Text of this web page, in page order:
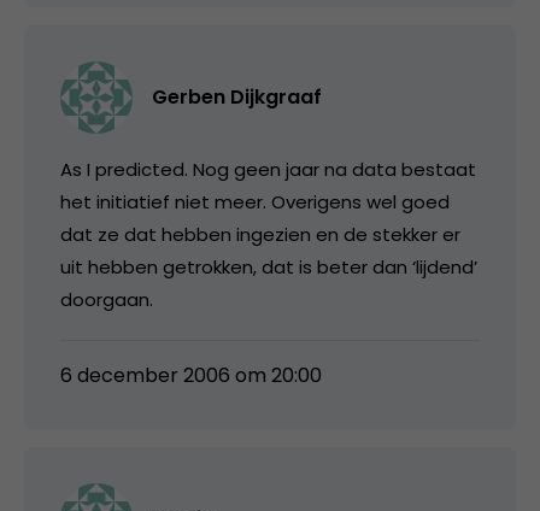
Gerben Dijkgraaf
As I predicted. Nog geen jaar na data bestaat
het initiatief niet meer. Overigens wel goed
dat ze dat hebben ingezien en de stekker er
uit hebben getrokken, dat is beter dan ‘lijdend’
doorgaan.
6 december 2006 om 20:00